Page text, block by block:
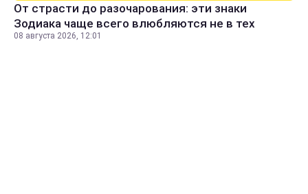
От страсти до разочарования: эти знаки
Зодиака чаще всего влюбляются не в тех
08 августа 2026, 12:01